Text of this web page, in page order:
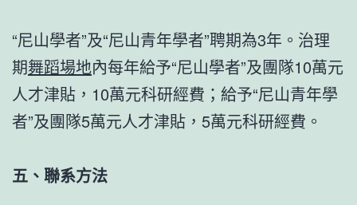
“尼山學者”及“尼山青年學者”聘期為3年。治理
期舞蹈場地內每年給予“尼山學者”及團隊10萬元
人才津貼，10萬元科研經費；給予“尼山青年學
者”及團隊5萬元人才津貼，5萬元科研經費。
五、聯系方法